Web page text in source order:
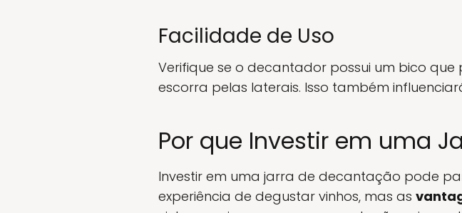
Facilidade de Uso
Verifique se o decantador possui um bico
escorra pelas laterais. Isso também
Por que Investir em uma
Investir em uma jarra de decantação pode
experiência de degustar vinhos, mas as